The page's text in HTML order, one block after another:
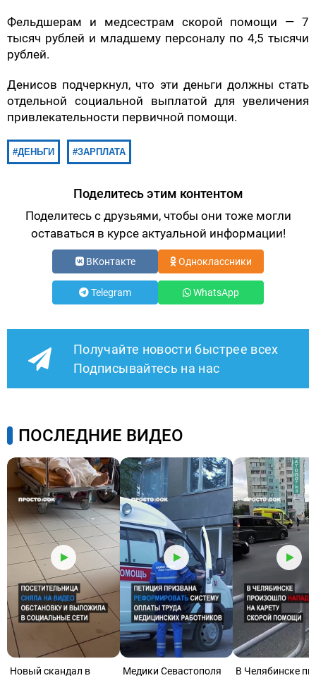
Фельдшерам и медсестрам скорой помощи — 7
тысяч рублей и младшему персоналу по 4,5 тысячи
рублей.
Денисов подчеркнул, что эти деньги должны стать
отдельной социальной выплатой для увеличения
привлекательности первичной помощи.
ДЕНЬГИ ЗАРПЛАТА
Поделитесь этим контентом
Поделитесь с друзьями, чтобы они тоже могли
оставаться в курсе актуальной информации!
ВКонтакте Одноклассники
Telegram WhatsApp
Получайте новости быстрее всех
Подписывайтесь на нас
ПОСЛЕДНИЕ ВИДЕО
Новый скандал в Медики Севастополя В Челябинске